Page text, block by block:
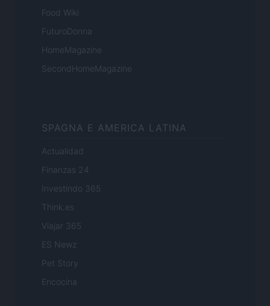
Food Wiki
FuturoDonna
HomeMagazine
SecondHomeMagazine
SPAGNA E AMERICA LATINA
Actualidad
Finanzas 24
Investindo 365
Think.es
Viajar 365
ES Newz
Pet Story
Encocina